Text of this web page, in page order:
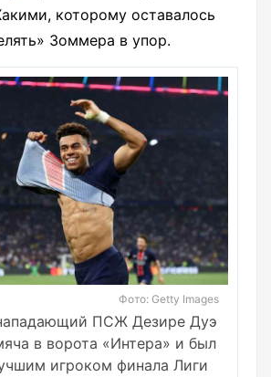
которому оставалось
Зоммера в упор.
Фото: Getty Images
ПСЖ Дезире Дуэ
в ворота «Интера» и был
игроком финала Лиги